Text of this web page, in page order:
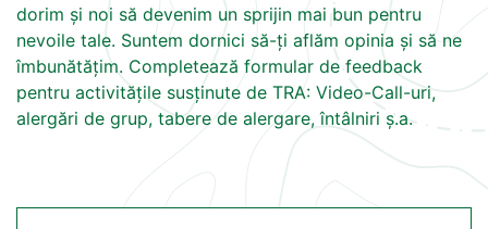
dorim și noi să devenim un sprijin mai bun pentru
nevoile tale. Suntem dornici să-ți aflăm opinia și să ne
îmbunătățim. Completează formular de feedback
pentru activitățile susținute de TRA: Video-Call-uri,
alergări de grup, tabere de alergare, întâlniri ș.a.